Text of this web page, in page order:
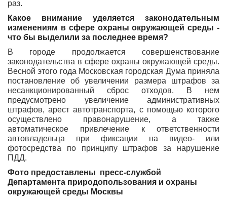
раз.
Какое внимание уделяется законодательным
изменениям в сфере охраны окружающей среды -
что бы выделили за последнее время?
В городе продолжается совершенствование
законодательства в сфере охраны окружающей среды.
Весной этого года Московская городская Дума приняла
постановление об увеличении размера штрафов за
несанкционированный сброс отходов. В нем
предусмотрено увеличение административных
штрафов, арест автотранспорта, с помощью которого
осуществлено правонарушение, а также
автоматическое привлечение к ответственности
автовладельца при фиксации на видео- или
фотосредства по принципу штрафов за нарушение
ПДД.
Фото предоставлены пресс-службой
Департамента природопользования и охраны
окружающей среды Москвы